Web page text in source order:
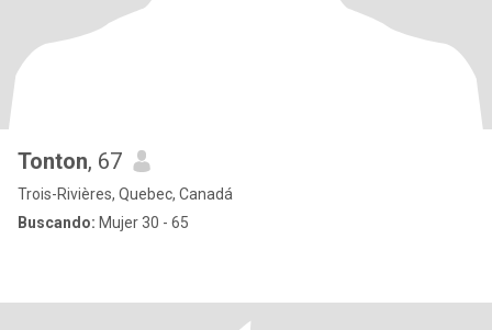
Tonton, 67
Trois-Rivières, Quebec, Canadá
Buscando: Mujer 30 - 65